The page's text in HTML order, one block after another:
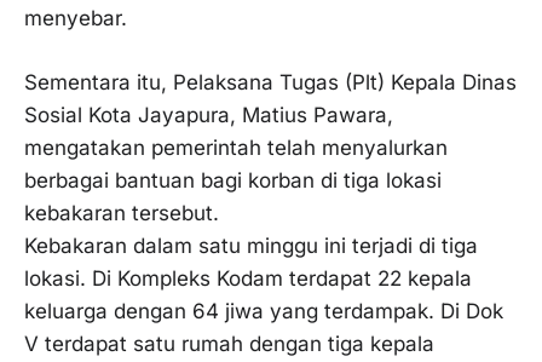
menyebar.
Sementara itu, Pelaksana Tugas (Plt) Kepala Dinas
Sosial Kota Jayapura, Matius Pawara,
mengatakan pemerintah telah menyalurkan
berbagai bantuan bagi korban di tiga lokasi
kebakaran tersebut.
Kebakaran dalam satu minggu ini terjadi di tiga
lokasi. Di Kompleks Kodam terdapat 22 kepala
keluarga dengan 64 jiwa yang terdampak. Di Dok
V terdapat satu rumah dengan tiga kepala